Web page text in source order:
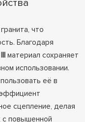
что
Благодаря
материал сохраняет
использовании.
её в
сцепление, делая
повышенной